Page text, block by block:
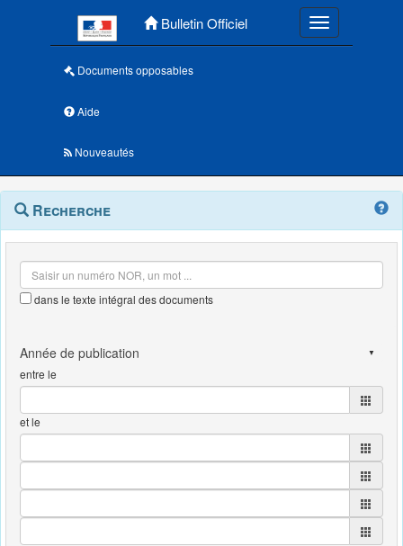
Bulletin Officiel Toggle
Documents opposables
Aide
Nouveautés
Navigation
outils
Menu
contextuel
Recherche
dans le texte intégral des documents
entre le
et le